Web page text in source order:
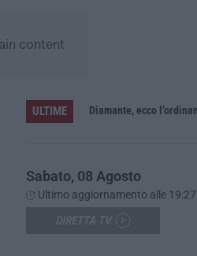
content
ULTIME Diamante, ecco
Sabato, 08 Agosto
Ultimo aggiornamento alle 19:27